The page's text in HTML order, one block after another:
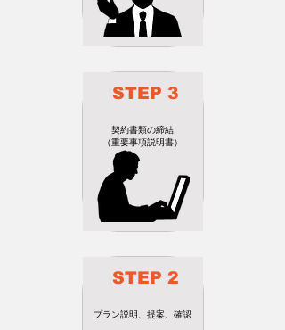
​STEP 3
​契約書類の締結
（重要事項説明書）
​STEP 2
​プラン説明、提案、確認